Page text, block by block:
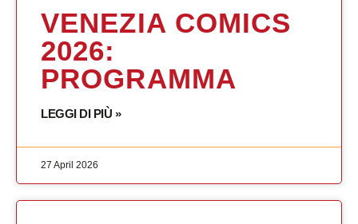
VENEZIA COMICS
2026:
PROGRAMMA
LEGGI DI PIÙ »
27 April 2026